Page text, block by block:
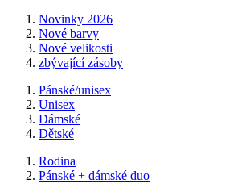
Novinky 2026
Nové barvy
Nové velikosti
zbývající zásoby
Pánské/unisex
Unisex
Dámské
Dětské
Rodina
Pánské + dámské duo